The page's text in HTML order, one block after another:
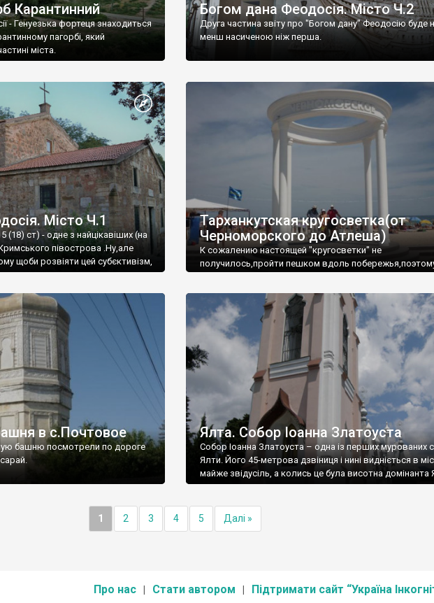
Карантинний
- Генуезька фортеця знаходиться
пагорбі, який
міста.
Богом дана Феодосія. Місто Ч.2
Друга частина звіту про "Богом дану" Феодосію буде
менш насиченою ніж перша.
Місто Ч.1
(18) ст) - одне з найцікавіших (на
півострова .Ну,але
щоби розвіяти цей субєктивізм,
Тарханкутская кругосветка(от
Черноморского до Атлеша)
К сожалению настоящей "кругосветки" не
получилось,пройти пешком вдоль
в с.Почтовое
башню посмотрели по дороге
Ялта. Собор Іоанна Златоуста
Собор Іоанна Златоуста – одна із перших мурованих
Ялти. Його 45-метрова дзвіниця і нині видніється в
майже звідусіль, а колись це була висотна домінанта
1 2 3 4 5 Далі »
Про нас Стати автором Підтримати сайт “Україна